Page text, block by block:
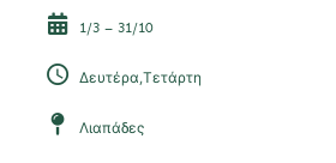
1/3 – 31/10
Δευτέρα,Τετάρτη
Λιαπάδες